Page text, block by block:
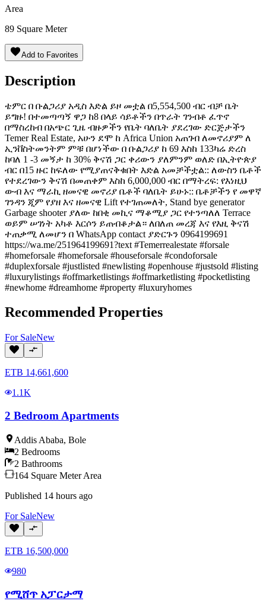
Area
89 Square Meter
Add to Favorites
Description
ቴምር በ ቡልጋሪያ አዲስ እድል ይዞ መቷል️ በ5,554,500 ብር ብቻ ቤት
ይግዙ! በተመጣጣኝ ዋጋ ከ8 በላይ ሳይቶችን በጥራት ገንብቶ ፈጥኖ
በማስረከብ በአጭር ጊዜ ብዙዎችን የቤት ባለቤት ያደረገው ድርጅታችን
Temer Real Estate, አሁን ደሞ ከ Africa Union አጠገብ ለመኖሪያም ለ
ኢንቨስትመንትም ምቹ በሆነችው በ ቡልጋሪያ ከ 69 እስከ 133ካሬ ድረስ
ከባለ 1 -3 መኝታ ከ 30% ቅናሽ ጋር ቀሪውን ያለምንም ወለድ በኢትዮጵያ
ብር በ15 ዙር ከፍለው የሚያጠናቅቁበት እድል አመቻችቷል:: ለውስን ቤቶች
የተደረገውን ቅናሽ በመጠቀም እስከ 6,000,000 ብር በማትረፍ: የእነዚህ
ውብ እና ማራኪ ዘመናዊ መኖሪያ ቤቶች ባለቤት ይሁኑ:: ቤቶቻችን የ መዋኛ
ገንዳን ጂም የያዘ እና ዘመናዊ Lift የተገጠመለት, Stand bye generator
Garbage shooter ያለው ከበቂ መኪና ማቆሚያ ጋር የተንጣለለ Terrace
ወይም ሠገነት አካቶ እርሶን ይጠብቆታል። ለበለጠ መረጃ እና የእዚ ቅናሽ
ተጠቃሚ ለመሆን በ WhatsApp contact ያድርጉን 0964199691
https://wa.me/251964199691?text #Temerrealestate #forsale
#homeforsale #homeforsale #houseforsale #condoforsale
#duplexforsale #justlisted #newlisting #openhouse #justsold #listing
#luxurylistings #offmarketlistings #offmarketlisting #pocketlisting
#newhome #dreamhome #property #luxuryhomes
Recommended Properties
For SaleNew
ETB 14,661,600
1.1K
2 Bedroom Apartments
Addis Ababa, Bole
2 Bedrooms
2 Bathrooms
164 Square Meter Area
Published 14 hours ago
For SaleNew
ETB 16,500,000
980
የሚሸጥ አፓርታማ